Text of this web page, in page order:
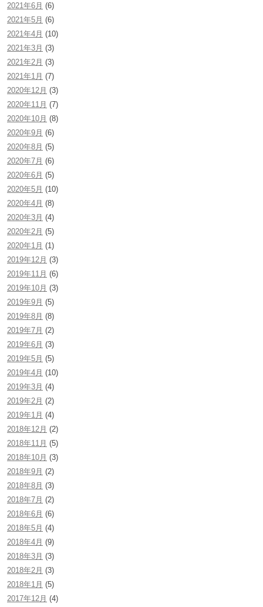
2021年6月 (6)
2021年5月 (6)
2021年4月 (10)
2021年3月 (3)
2021年2月 (3)
2021年1月 (7)
2020年12月 (3)
2020年11月 (7)
2020年10月 (8)
2020年9月 (6)
2020年8月 (5)
2020年7月 (6)
2020年6月 (5)
2020年5月 (10)
2020年4月 (8)
2020年3月 (4)
2020年2月 (5)
2020年1月 (1)
2019年12月 (3)
2019年11月 (6)
2019年10月 (3)
2019年9月 (5)
2019年8月 (8)
2019年7月 (2)
2019年6月 (3)
2019年5月 (5)
2019年4月 (10)
2019年3月 (4)
2019年2月 (2)
2019年1月 (4)
2018年12月 (2)
2018年11月 (5)
2018年10月 (3)
2018年9月 (2)
2018年8月 (3)
2018年7月 (2)
2018年6月 (6)
2018年5月 (4)
2018年4月 (9)
2018年3月 (3)
2018年2月 (3)
2018年1月 (5)
2017年12月 (4)